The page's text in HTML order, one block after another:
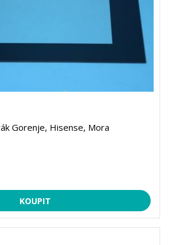
Gorenje, Hisense, Mora